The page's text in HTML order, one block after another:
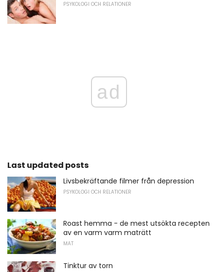
PSYKOLOGI OCH RELATIONER
ad
Last updated posts
Livsbekräftande filmer från depression
PSYKOLOGI OCH RELATIONER
Roast hemma - de mest utsökta recepten
av en varm varm maträtt
MAT
Tinktur av torn